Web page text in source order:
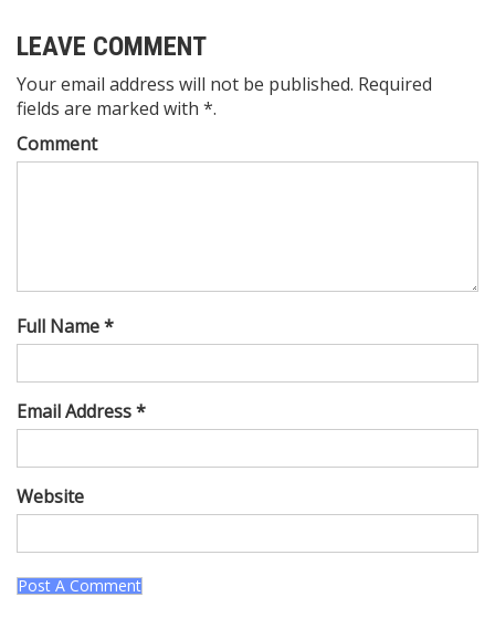
LEAVE COMMENT
Your email address will not be published. Required
fields are marked with *.
Comment
Full Name *
Email Address *
Website